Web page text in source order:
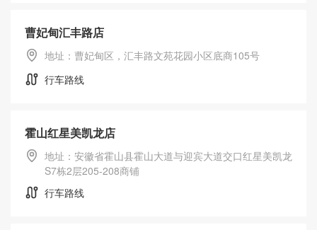
曹妃甸汇丰路店
地址：曹妃甸区，汇丰路文苑花园小区底商105号
行车路线
霍山红星美凯龙店
地址：安徽省霍山县霍山大道与迎宾大道交口红星美凯龙
S7栋2层205-208商铺
行车路线